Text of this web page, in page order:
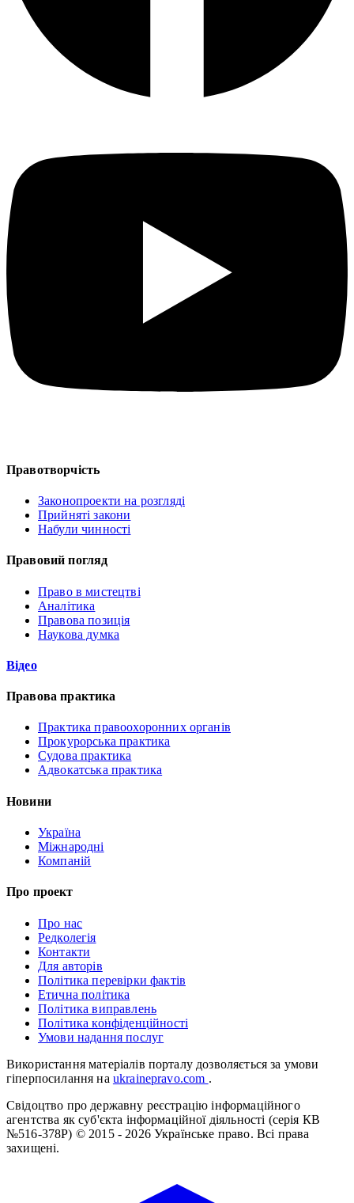
Правотворчість
Законопроекти на розгляді
Прийняті закони
Набули чинності
Правовий погляд
Право в мистецтві
Аналітика
Правова позиція
Наукова думка
Відео
Правова практика
Практика правоохоронних органів
Прокурорська практика
Судова практика
Адвокатська практика
Новини
Україна
Міжнародні
Компаній
Про проект
Про нас
Редколегія
Контакти
Для авторів
Політика перевірки фактів
Етична політика
Політика виправлень
Політика конфіденційності
Умови надання послуг
Використання матеріалів порталу дозволяється за умови
гіперпосилання на ukrainepravo.com .
Свідоцтво про державну реєстрацію інформаційного
агентства як суб'єкта інформаційної діяльності (серія КВ
№516-378Р) © 2015 - 2026 Українське право. Всі права
захищені.